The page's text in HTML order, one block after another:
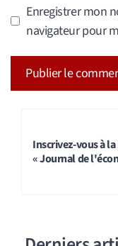
Enregistrer mon
navigateur pour
Inscrivez-vous à
« Journal de